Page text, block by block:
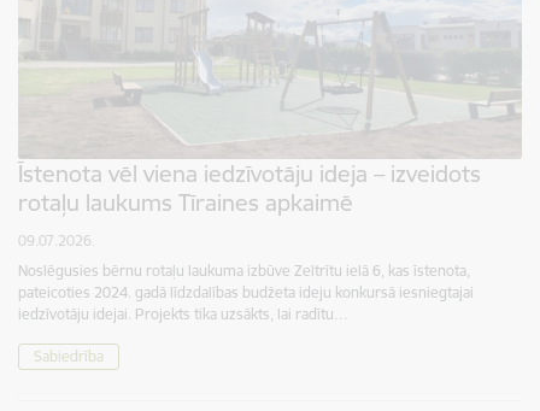
Īstenota vēl viena iedzīvotāju ideja – izveidots
rotaļu laukums Tīraines apkaimē
09.07.2026.
Noslēgusies bērnu rotaļu laukuma izbūve Zeltrītu ielā 6, kas īstenota,
pateicoties 2024. gadā līdzdalības budžeta ideju konkursā iesniegtajai
iedzīvotāju idejai. Projekts tika uzsākts, lai radītu…
Sabiedrība